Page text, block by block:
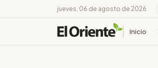
jueves, 06 de agosto de 2026
Inicio